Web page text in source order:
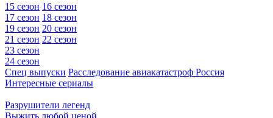
15 сезон 16 сезон
17 сезон 18 сезон
19 сезон 20 сезон
21 сезон 22 сезон
23 сезон
24 сезон
Спец выпуски Расследование авиакатастроф Россия
Интересные сериалы
Разрушители легенд
Выжить любой ценой